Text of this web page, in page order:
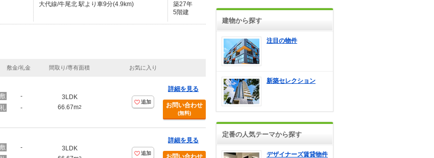
大代線/牛尾北 駅より車9分(4.9km)
築27年
5階建
敷金/礼金 間取り/専有面積 お気に入り
-
-
3LDK
66.67m2
追加
詳細を見る
お問い合わせ
(無料)
-
3LDK
追加
詳細を見る
お問い合わせ
建物から探す
注目の物件
新築セレクション
定番の人気テーマから探す
デザイナーズ賃貸物件